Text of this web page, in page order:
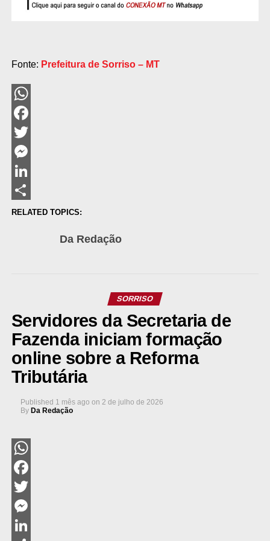
Fonte: Prefeitura de Sorriso – MT
WhatsApp
Facebook
Twitter
Messenger
LinkedIn
Share
RELATED TOPICS:
Da Redação
SORRISO
Servidores da Secretaria de
Fazenda iniciam formação
online sobre a Reforma
Tributária
Published 1 mês ago on 2 de julho de 2026
By Da Redação
WhatsApp
Facebook
Twitter
Messenger